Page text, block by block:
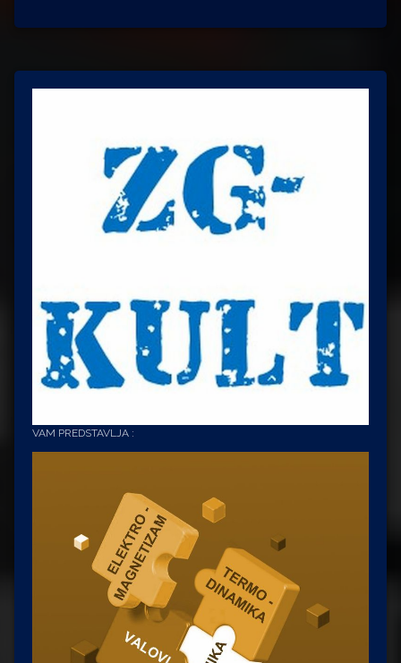
VAM PREDSTAVLJA :